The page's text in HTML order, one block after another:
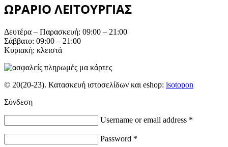
ΩΡΑΡΙΟ ΛΕΙΤΟΥΡΓΙΑΣ
Δευτέρα – Παρασκευή: 09:00 – 21:00
Σάββατο: 09:00 – 21:00
Κυριακή: κλειστά
© 20(20-23). Κατασκευή ιστοσελίδων και eshop: isotopon
Σύνδεση
Username or email address *
Password *